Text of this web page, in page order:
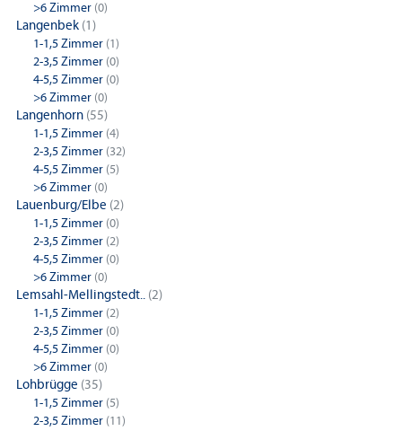
>6 Zimmer (0)
Langenbek (1)
1-1,5 Zimmer (1)
2-3,5 Zimmer (0)
4-5,5 Zimmer (0)
>6 Zimmer (0)
Langenhorn (55)
1-1,5 Zimmer (4)
2-3,5 Zimmer (32)
4-5,5 Zimmer (5)
>6 Zimmer (0)
Lauenburg/Elbe (2)
1-1,5 Zimmer (0)
2-3,5 Zimmer (2)
4-5,5 Zimmer (0)
>6 Zimmer (0)
Lemsahl-Mellingstedt.. (2)
1-1,5 Zimmer (2)
2-3,5 Zimmer (0)
4-5,5 Zimmer (0)
>6 Zimmer (0)
Lohbrügge (35)
1-1,5 Zimmer (5)
2-3,5 Zimmer (11)